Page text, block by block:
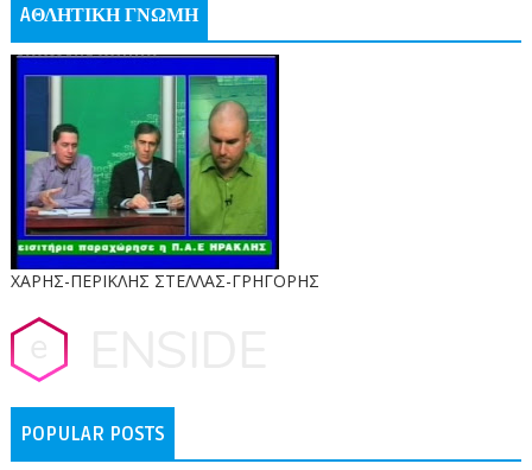
AΘΛΗΤΙΚΗ ΓΝΩΜΗ
ΧΑΡΗΣ-ΠΕΡΙΚΛΗΣ ΣΤΕΛΛΑΣ-ΓΡΗΓΟΡΗΣ
POPULAR POSTS